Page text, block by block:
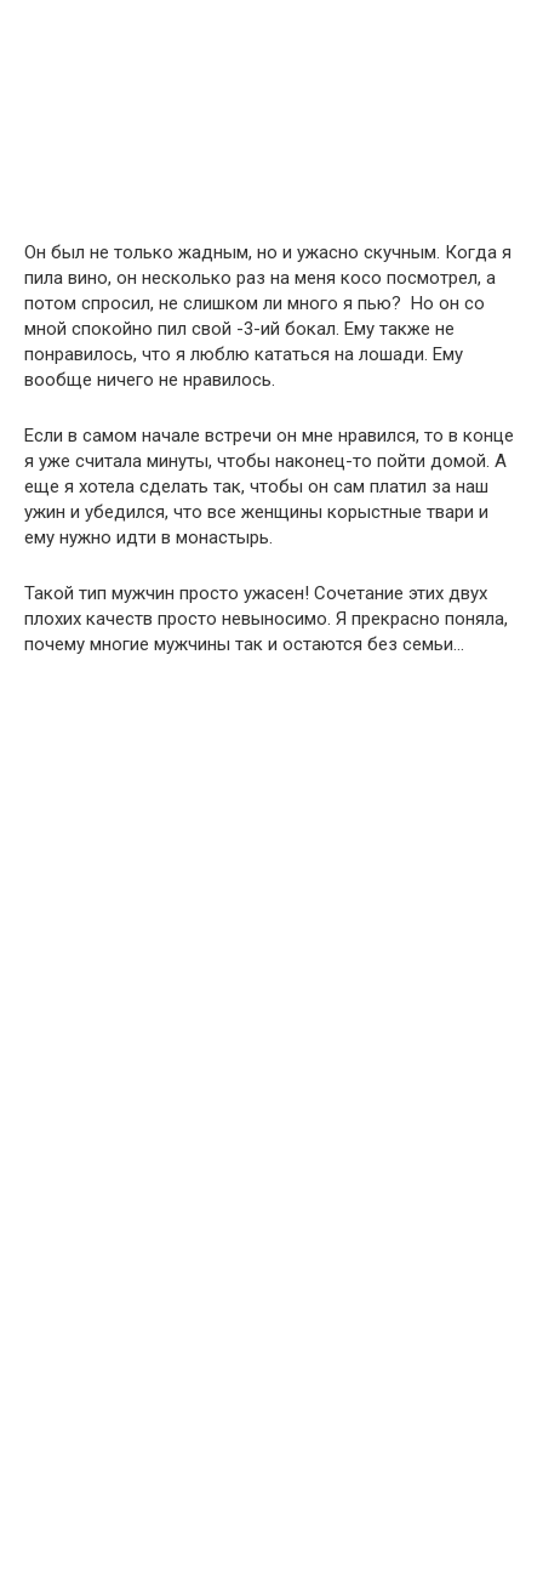
Он был не только жадным, но и ужасно скучным. Когда я
пила вино, он несколько раз на меня косо посмотрел, а
потом спросил, не слишком ли много я пью? Но он со
мной спокойно пил свой -3-ий бокал. Ему также не
понравилось, что я люблю кататься на лошади. Ему
вообще ничего не нравилось.
Если в самом начале встречи он мне нравился, то в конце
я уже считала минуты, чтобы наконец-то пойти домой. А
еще я хотела сделать так, чтобы он сам платил за наш
ужин и убедился, что все женщины корыстные твари и
ему нужно идти в монастырь.
Такой тип мужчин просто ужасен! Сочетание этих двух
плохих качеств просто невыносимо. Я прекрасно поняла,
почему многие мужчины так и остаются без семьи…